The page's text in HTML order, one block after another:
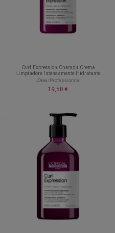
Curl Expression Champú Crema
Limpiadora Intensamente Hidratante
LOreal Professionnel
19,50 €